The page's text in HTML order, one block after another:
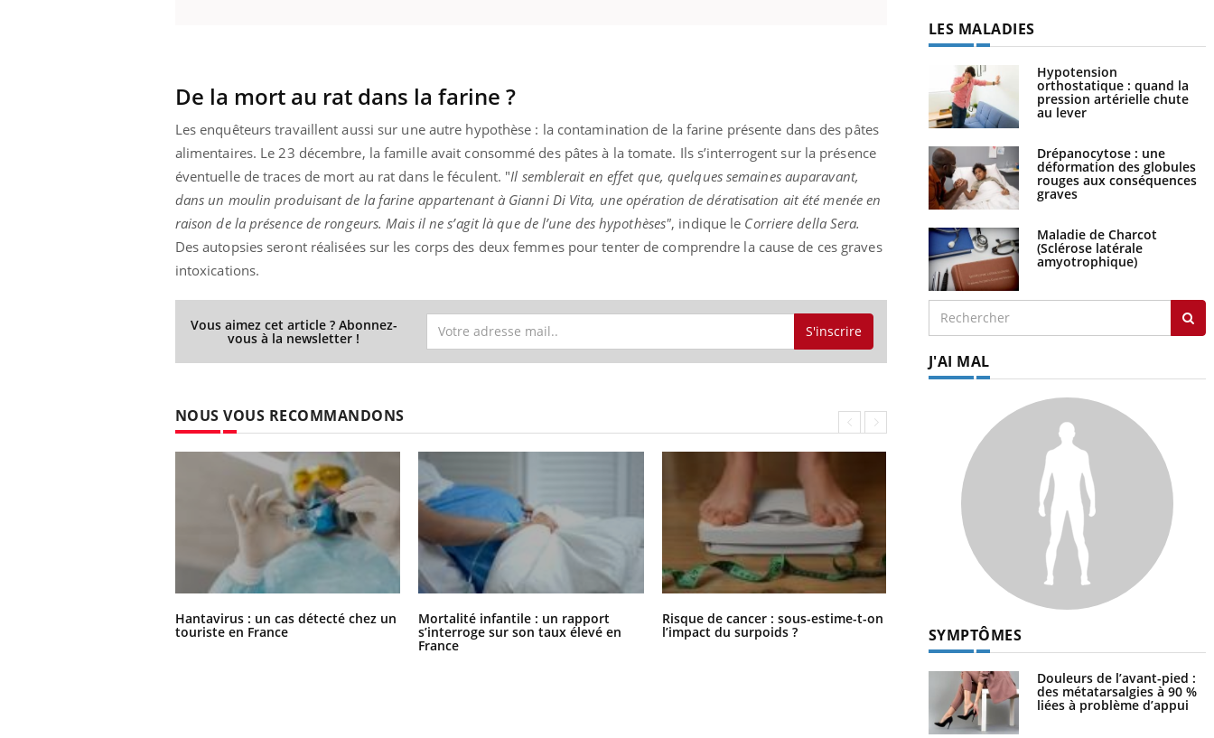
De la mort au rat dans la farine ?
Les enquêteurs travaillent aussi sur une autre hypothèse : la contamination de la farine présente dans des pâtes
alimentaires. Le 23 décembre, la famille avait consommé des pâtes à la tomate. Ils s’interrogent sur la présence
éventuelle de traces de mort au rat dans le féculent. "Il semblerait en effet que, quelques semaines auparavant,
dans un moulin produisant de la farine appartenant à Gianni Di Vita, une opération de dératisation ait été menée en
raison de la présence de rongeurs. Mais il ne s’agit là que de l’une des hypothèses", indique le Corriere della Sera.
Des autopsies seront réalisées sur les corps des deux femmes pour tenter de comprendre la cause de ces graves
intoxications.
Vous aimez cet article ? Abonnez-
vous à la newsletter ! S'inscrire
NOUS VOUS RECOMMANDONS
Hantavirus : un cas détecté chez un
touriste en France
Mortalité infantile : un rapport
s’interroge sur son taux élevé en
France
Risque de cancer : sous-estime-t-on
l’impact du surpoids ?
Régimes cétogènes : un risque de
cancer de l’intestin grêle
LES MALADIES
Hypotension
orthostatique : quand la
pression artérielle chute
au lever
Drépanocytose : une
déformation des globules
rouges aux conséquences
graves
Maladie de Charcot
(Sclérose latérale
amyotrophique)
J'AI MAL
SYMPTÔMES
Douleurs de l’avant-pied :
des métatarsalgies à 90 %
liées à problème d’appui